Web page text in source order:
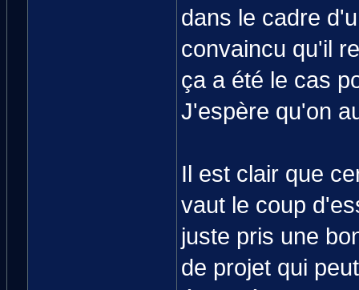
dans le cadre
convaincu qu'il
ça a été le cas
J'espère qu'on
Il est clair que
vaut le coup
juste pris une
de projet qui